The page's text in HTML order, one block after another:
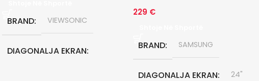
BRAND VIEWSONIC
DIAGONALJA EKRAN
229 €
BRAND SAMSUNG
DIAGONALJA EKRAN 24"